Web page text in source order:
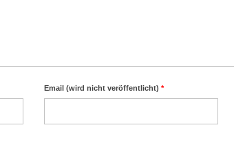
Email (wird nicht veröffentlicht)*